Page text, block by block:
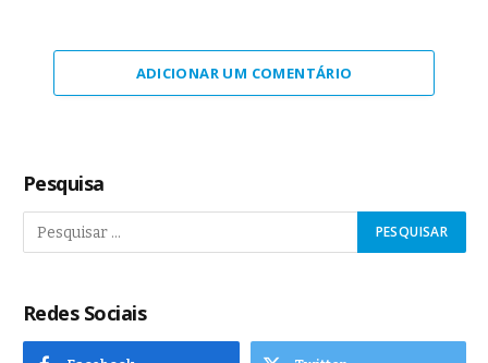
ADICIONAR UM COMENTÁRIO
Pesquisa
Redes Sociais